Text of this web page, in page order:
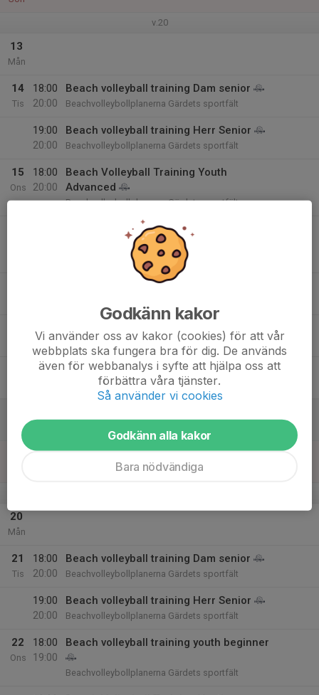
v.20
13
Mån
14
Tis
18:00
20:00
Beach volleyball training Dam senior
Beachvolleybollplanerna Gärdets sportfält
19:00
20:00
Beach volleyball training Herr Senior
Beachvolleybollplanerna Gärdets sportfält
15
Ons
18:00
20:00
Beach Volleyball Training Youth
Advanced
Beachvolleybollplanerna Gärdets sportfält
Beach volleyball training youth beginner
Beachvolleybollplanerna Gärdets sportfält
19:00
Training
Skanskvarnshallen
Lör
20
Mån
21
Tis
18:00
20:00
Beach volleyball training Dam senior
Beachvolleybollplanerna Gärdets sportfält
19:00
20:00
Beach volleyball training Herr Senior
Beachvolleybollplanerna Gärdets sportfält
22
Ons
18:00
19:00
Beach volleyball training youth beginner
Beachvolleybollplanerna Gärdets sportfält
Godkänn kakor
Vi använder oss av kakor (cookies) för att vår
webbplats ska fungera bra för dig. De används
även för webbanalys i syfte att hjälpa oss att
förbättra våra tjänster.
Så använder vi cookies
Godkänn alla kakor
Bara nödvändiga